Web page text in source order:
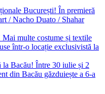
București! În premieră
/ Nacho Duato / Shahar
Mai multe costume și textile
într-o locație exclusivistă la
la Bacău! Între 30 iulie și 2
din Bacău găzduiește a 6-a